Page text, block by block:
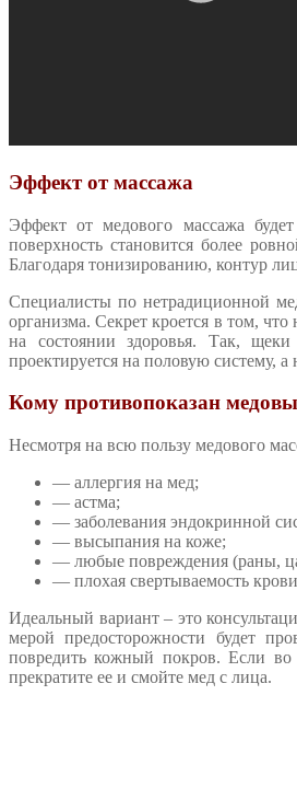
Эффект от массажа
Эффект от медового массажа
поверхность становится более
Благодаря тонизированию, контур
Специалисты по нетрадиционной
организма. Секрет кроется в том,
на состоянии здоровья. Так,
проектируется на половую систему, а
Кому противопоказан
Несмотря на всю пользу медового
— аллергия на мед;
— астма;
— заболевания эндокринной
— высыпания на коже;
— любые повреждения (раны,
— плохая свертываемость
Идеальный вариант – это
мерой предосторожности будет
повредить кожный покров. Если
прекратите ее и смойте мед с лица.